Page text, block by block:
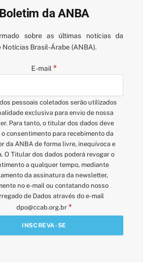
Boletim da ANBA
sobre as últimas notícias da
Notícias Brasil-Árabe (ANBA).
E-mail *
pessoais coletados serão utilizados
exclusiva para envio de nossa
Para tanto, o titular dos dados deve
consentimento para recebimento da
da ANBA de forma livre, inequívoca e
O Titular dos dados poderá revogar o
a qualquer tempo, mediante
da assinatura da newsletter,
no e-mail ou contatando nosso
de Dados através do e-mail
dpo@ccab.org.br *